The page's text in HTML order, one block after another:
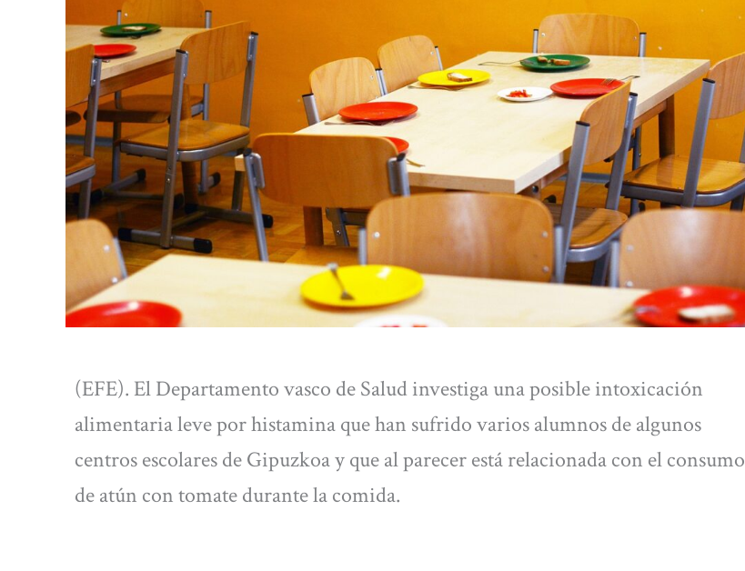
(EFE). El Departamento vasco de Salud investiga una posible intoxicación
alimentaria leve por histamina que han sufrido varios alumnos de algunos
centros escolares de Gipuzkoa y que al parecer está relacionada con el consumo
de atún con tomate durante la comida.